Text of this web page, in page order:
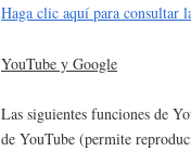
Haga clic aquí para consultar
YouTube y Google
Las siguientes funciones de
de YouTube (permite